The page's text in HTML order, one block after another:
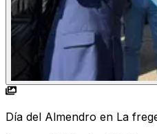
Día del Almendro en La